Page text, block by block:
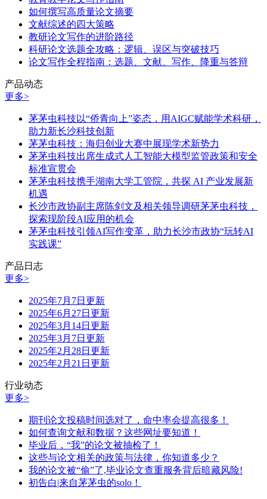
如何撰写高质量论文摘要
文献综述的四大策略
教研论文写作的进阶路径
科研论文选题全攻略：逻辑、误区与突破技巧
论文写作全程指南：选题、文献、写作、降重与答辩
产品动态
更多>
茅茅虫科技以“侨青向上”姿态，用AIGC赋能学术科研，
助力新长沙科技创新
茅茅虫科技：海归创业大赛中展现学术新势力
茅茅虫科技出席生成式人工智能大模型监管政策和安全
标准宣贯会
茅茅虫科技携手湖南大学工管院，共探 AI 产业发展新
机遇
长沙市政协副主席陈剑文及相关领导调研茅茅虫科技，
探索现阶段AI应用的机会
茅茅虫科技引领AI写作变革，助力长沙市政协“玩转AI
实践课”
产品日志
更多>
2025年7月7日更新
2025年6月27日更新
2025年3月14日更新
2025年3月7日更新
2025年2月28日更新
2025年2月21日更新
行业动态
更多>
期刊论文投稿时间选对了，命中率会提高很多！
如何查询文献和数据？这些网址要知道！
毕业后，“我”的论文被抽检了！
这些与论文相关的政策与法律，你知道多少？
我的论文被“偷”了,毕业论文查重服务背后暗藏风险!
初告白|来自茅茅虫的solo！